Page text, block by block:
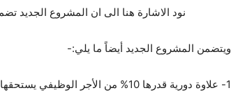
نود الاشارة هنا الى ان المشروع الجديد
ويتضمن المشروع الجديد أيضاً ما يلي:-
1- علاوة دورية قدرها 10% من الأجر